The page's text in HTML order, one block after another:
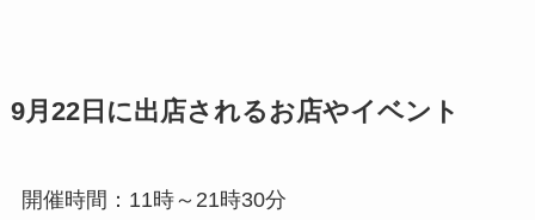
9月22日に出店されるお店やイベント
開催時間：11時～21時30分